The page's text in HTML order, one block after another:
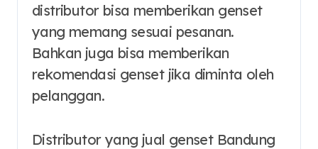
distributor bisa memberikan genset
yang memang sesuai pesanan.
Bahkan juga bisa memberikan
rekomendasi genset jika diminta oleh
pelanggan.
Distributor yang jual genset Bandung